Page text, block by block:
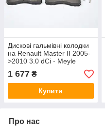
Дискові гальмівні колодки
на Renault Master II 2005-
>2010 3.0 dCi - Meyle
0252916020W
1 677 ₴
Купити
Про нас